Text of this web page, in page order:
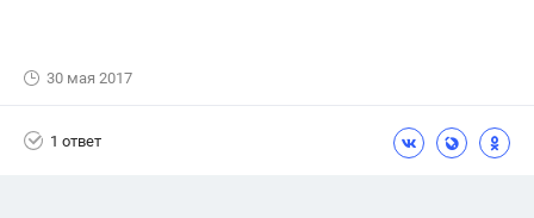
30 мая 2017
1 ответ